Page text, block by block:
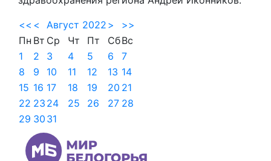
<< < Август 2022 >
>>
Пн Вт Ср Чт Пт СбВс
1
2 3 4 5 6
7
8
9 10 11 12 13 14
15 16 17 18 19 20 21
22 23 24 25 26 27 28
29 30 31